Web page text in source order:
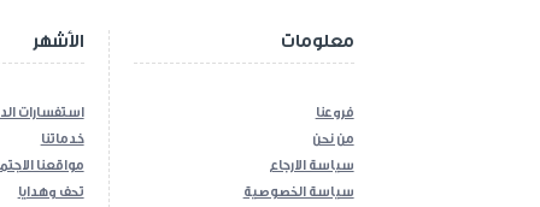
الأشهر
استفسارات
خدماتنا
مواقعنا
تحف وهدايا
معلومات
فروعنا
من نحن
سياسة الارجاع
سياسة الخصوصية